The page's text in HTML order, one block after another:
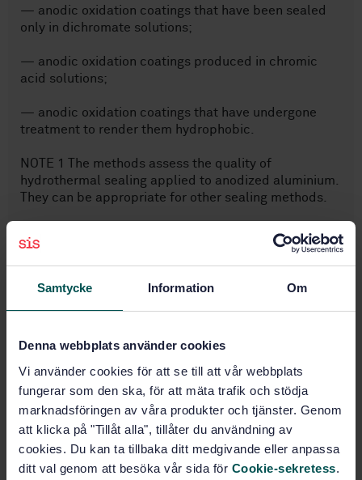
Samtycke Information Om
Denna webbplats använder cookies
Vi använder cookies för att se till att vår webbplats
fungerar som den ska, för att mäta trafik och stödja
marknadsföringen av våra produkter och tjänster. Genom
att klicka på "Tillåt alla", tillåter du användning av
cookies. Du kan ta tillbaka ditt medgivande eller anpassa
ditt val genom att besöka vår sida för Cookie-sekretess.
— anodic oxidation coatings that have been sealed
only in dichromate solutions;
— anodic oxidation coatings produced in chromic
acid solutions;
— anodic oxidation coatings that have undergone
treatment to render them hydrophobic.
NOTE 1 The methods assess the quality of
hydrothermal sealing applied to anodized aluminium.
They can be appropriate for other sealing methods.
NOTE 2 The methods are destructive and can serve
as reference methods in case of doubt or dispute
regarding the results of the test for loss of absorptive
power (see ISO 2143) or the measurement of
Ämnesområden
Ytbehandling (25.220.20)
Köp denna standard